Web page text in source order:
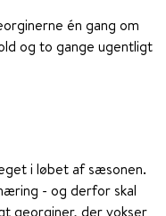
én gang om
og to gange ugentligt
i løbet af sæsonen.
- og derfor skal
georginer, der vokser